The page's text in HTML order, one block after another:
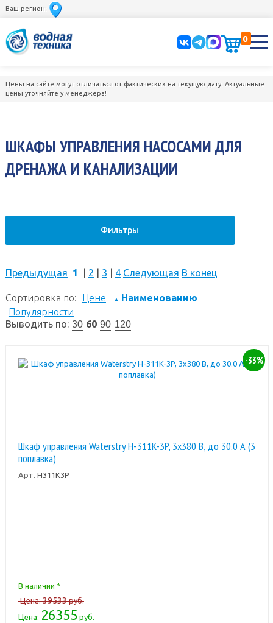
Ваш регион:
0
Цены на сайте могут отличаться от фактических на текущую дату. Актуальные
цены уточняйте у менеджера!
ШКАФЫ УПРАВЛЕНИЯ НАСОСАМИ ДЛЯ
ДРЕНАЖА И КАНАЛИЗАЦИИ
Фильтры
Предыдущая 1 2 3 4 Следующая В конец
Сортировка по: Цене ▲ Наименованию
Популярности
Выводить по: 30 60 90 120
-33%
Шкаф управления Waterstry Н-311K-3P, 3x380 В, до 30.0 А (3
поплавка)
Арт. H311K3P
В наличии *
Цена:39533руб.
Цена: 26355руб.